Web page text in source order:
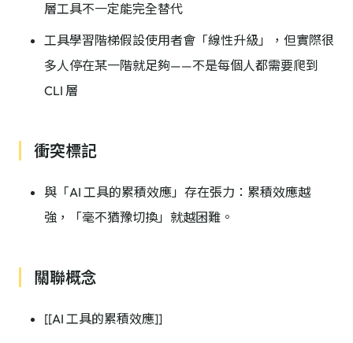
層工具不一定能完全替代
工具學習階梯假設使用者會「線性升級」，但實際很
多人停在某一階就足夠——不是每個人都需要爬到
CLI 層
衝突標記
與「AI 工具的累積效應」存在張力：累積效應越
強，「毫不猶豫切換」就越困難。
關聯概念
[[AI 工具的累積效應]]